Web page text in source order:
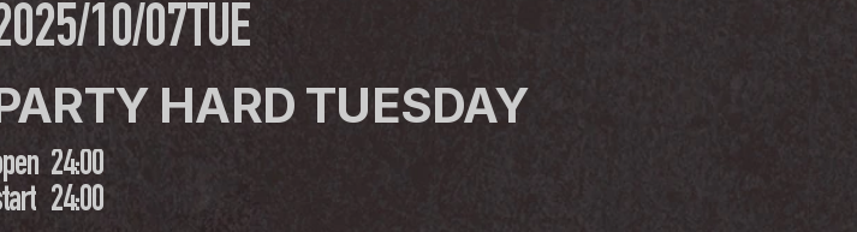
10/07TUE
HARD TUESDAY
24:00
24:00